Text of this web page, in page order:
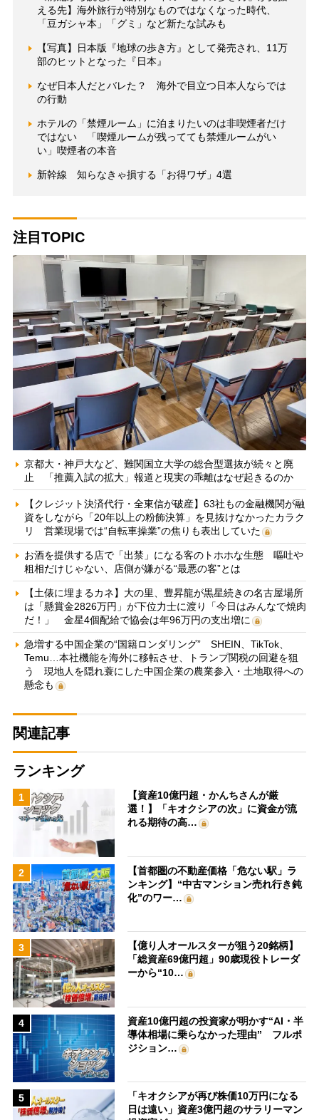
える先】海外旅行が特別なものではなくなった時代、
「豆ガシャ本」「グミ」など新たな試みも
【写真】日本版『地球の歩き方』として発売され、11万
部のヒットとなった『日本』
なぜ日本人だとバレた？ 海外で目立つ日本人ならでは
の行動
ホテルの「禁煙ルーム」に泊まりたいのは非喫煙者だけ
ではない 「喫煙ルームが残ってても禁煙ルームがい
い」喫煙者の本音
新幹線 知らなきゃ損する「お得ワザ」4選
注目TOPIC
京都大・神戸大など、難関国立大学の総合型選抜が続々と廃
止 「推薦入試の拡大」報道と現実の乖離はなぜ起きるのか
【クレジット決済代行・全東信が破産】63社もの金融機関が融
資をしながら「20年以上の粉飾決算」を見抜けなかったカラク
リ 営業現場では“自転車操業”の焦りも表出していた
お酒を提供する店で「出禁」になる客のトホホな生態 嘔吐や
粗相だけじゃない、店側が嫌がる“最悪の客”とは
【土俵に埋まるカネ】大の里、豊昇龍が黒星続きの名古屋場所
は「懸賞金2826万円」が下位力士に渡り「今日はみんなで焼肉
だ！」 金星4個配給で協会は年96万円の支出増に
急増する中国企業の“国籍ロンダリング” SHEIN、TikTok、
Temu…本社機能を海外に移転させ、トランプ関税の回避を狙
う 現地人を隠れ蓑にした中国企業の農業参入・土地取得への
懸念も
関連記事
ランキング
1
【資産10億円超・かんちさんが厳
選！】「キオクシアの次」に資金が流
れる期待の高…
2
【首都圏の不動産価格「危ない駅」ラ
ンキング】“中古マンション売れ行き鈍
化”のワー…
3
【億り人オールスターが狙う20銘柄】
「総資産69億円超」90歳現役トレーダ
ーから“10…
4
資産10億円超の投資家が明かす“AI・半
導体相場に乗らなかった理由” フルポ
ジション…
5
「キオクシアが再び株価10万円になる
日は遠い」資産3億円超のサラリーマン